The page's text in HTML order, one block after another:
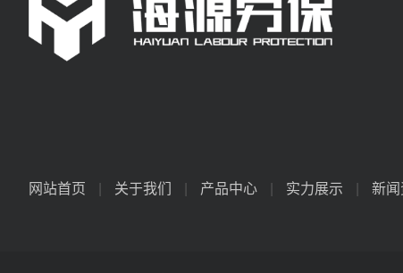
网站首页 | 关于我们 | 产品中心 | 实力展示 | 新